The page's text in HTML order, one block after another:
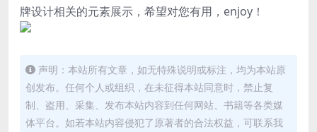
牌设计相关的元素展示，希望对您有用，enjoy！
声明：本站所有文章，如无特殊说明或标注，均为本站原
创发布。任何个人或组织，在未征得本站同意时，禁止复
制、盗用、采集、发布本站内容到任何网站、书籍等各类媒
体平台。如若本站内容侵犯了原著者的合法权益，可联系我